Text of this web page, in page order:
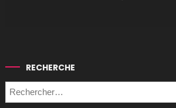
RECHERCHE